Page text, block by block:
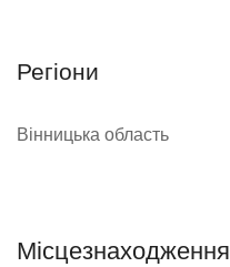
Регіони
Вінницька область
Місцезнаходження